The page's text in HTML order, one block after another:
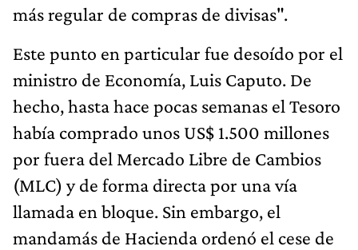
más regular de compras de divisas".
Este punto en particular fue desoído por el
ministro de Economía, Luis Caputo. De
hecho, hasta hace pocas semanas el Tesoro
había comprado unos US$ 1.500 millones
por fuera del Mercado Libre de Cambios
(MLC) y de forma directa por una vía
llamada en bloque. Sin embargo, el
mandamás de Hacienda ordenó el cese de